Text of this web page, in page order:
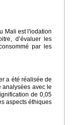
Mali est l'iodation
d’évaluer les
par les
a été réalisée de
analysées avec le
de 0,05
aspects éthiques